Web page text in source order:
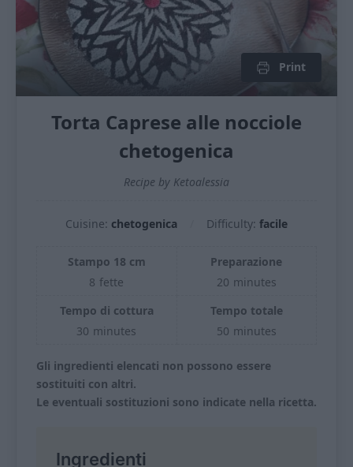
Print
Torta Caprese alle nocciole
chetogenica
Recipe by Ketoalessia
Cuisine: chetogenica Difficulty: facile
Stampo 18 cm
8 fette
Preparazione
20 minutes
Tempo di cottura
30 minutes
Tempo totale
50 minutes
Gli ingredienti elencati non possono essere
sostituiti con altri.
Le eventuali sostituzioni sono indicate nella ricetta.
Ingredienti